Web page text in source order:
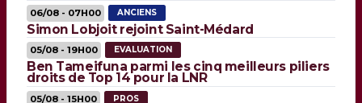
06/08 - 07H00 ANCIENS
Simon Lobjoit rejoint Saint-Médard
05/08 - 19H00 EVALUATION
Ben Tameifuna parmi les cinq meilleurs piliers
droits de Top 14 pour la LNR
05/08 - 15H00 PROS